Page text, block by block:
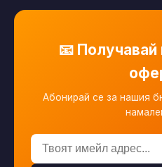
📧
Абонирай се за нашия